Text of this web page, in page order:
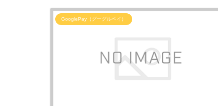
GooglePay（グーグルペイ）